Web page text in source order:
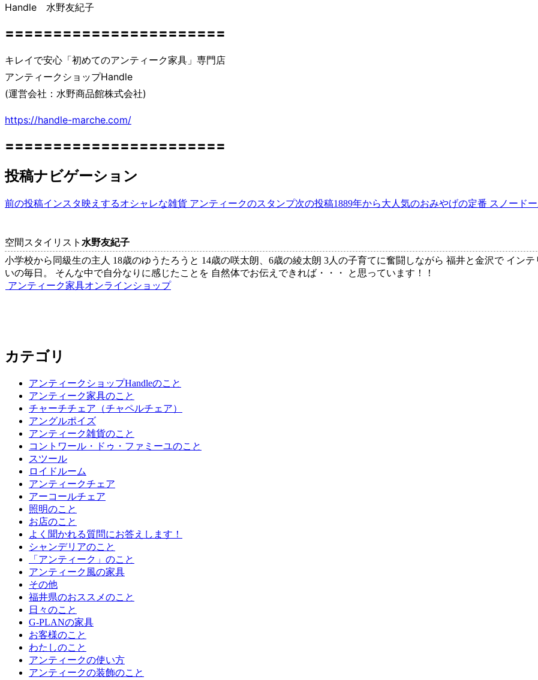
Handle 水野友紀子
〓〓〓〓〓〓〓〓〓〓〓〓〓〓〓〓〓〓〓〓〓〓〓
キレイで安心「初めてのアンティーク家具」専門店
アンティークショップHandle
(運営会社：水野商品館株式会社)
https://handle-marche.com/
〓〓〓〓〓〓〓〓〓〓〓〓〓〓〓〓〓〓〓〓〓〓〓
投稿ナビゲーション
前の投稿インスタ映えするオシャレな雑貨 アンティークのスタンプ次の投稿1889年から大人気のおみやげの定番 スノード
空間スタイリスト 水野友紀子
小学校から同級生の主人 18歳のゆうたろうと 14歳の咲太朗、6歳の綾太朗 3人の子育てに奮闘しながら 福井と金沢で イン
いの毎日。 そんな中で自分なりに感じたことを 自然体でお伝えできれば・・・ と思っています！！
アンティーク家具オンラインショップ
カテゴリ
アンティークショップHandleのこと
アンティーク家具のこと
チャーチチェア（チャペルチェア）
アングルポイズ
アンティーク雑貨のこと
コントワール・ドゥ・ファミーユのこと
スツール
ロイドルーム
アンティークチェア
アーコールチェア
照明のこと
お店のこと
よく聞かれる質問にお答えします！
シャンデリアのこと
「アンティーク」のこと
アンティーク風の家具
その他
福井県のおススメのこと
日々のこと
G-PLANの家具
お客様のこと
わたしのこと
アンティークの使い方
アンティークの装飾のこと